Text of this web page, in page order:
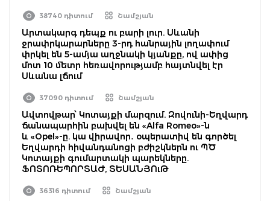
38740 դիտում Շամշյան
Արտակարգ դեպք ու բարի լուր. Սևանի
ջրափրկարարները 3-րդ հանրային լողափում
փրկել են 5-ամյա աղջնակի կյանքը, ով ափից
մոտ 10 մետր հեռավորությամբ հայտնվել էր
Սևանա լճում
37090 դիտում Շամշյան
Ավտովթար՝ Կոտայքի մարզում. Զովունի-Եղվարդ
ճանապարհին բախվել են «Alfa Romeo»-ն
և «Opel»-ը. կա վիրավոր․ օպերատիվ են գործել
Եղվարդի հիվանդանոցի բժիշկներն ու ՊԾ
Կոտայքի գումարտակի պարեկները.
ՖՈՏՈՌԵՊՈՐՏԱԺ, ՏԵՍԱՆՅՈւԹ
36316 դիտում Շամշյան